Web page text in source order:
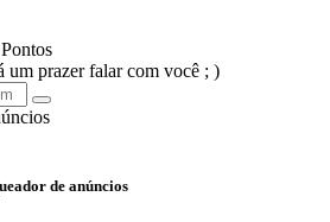
um prazer falar com você ; )
de anúncios